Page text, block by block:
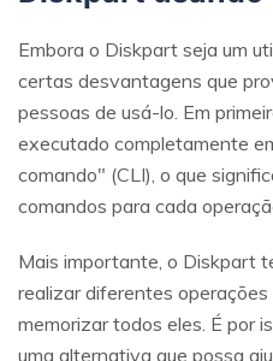
Embora o Diskpart seja um
certas desvantagens que
pessoas de usá-lo. Em
executado completamente
comando" (CLI), o que
comandos para cada
Mais importante, o Diskpart
realizar diferentes
memorizar todos eles. É por
uma alternativa que possa